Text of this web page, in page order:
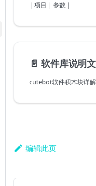
| 项目 | 参数 |
📄️ 软件库说明
cutebot软件积木块详解
编辑此页